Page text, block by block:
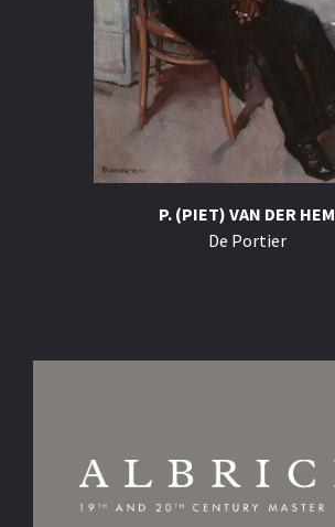
P. (PIET) VAN DER HEM
De Portier